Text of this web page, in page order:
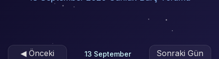
◀Önceki
13 September
Sonraki Gün